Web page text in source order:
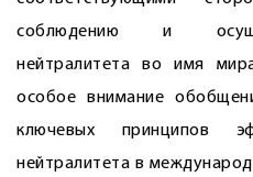
соблюдению и
нейтралитета во имя
особое внимание
ключевых принципов
нейтралитета в